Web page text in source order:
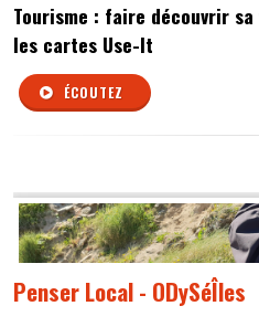
Tourisme : faire découvrir
les cartes Use-It
ÉCOUTEZ
Penser Local - ODySéÎles